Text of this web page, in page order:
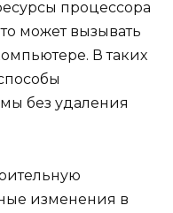
процессора
может вызывать
В таких
без удаления
изменения в